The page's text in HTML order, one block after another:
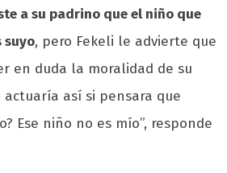
a su padrino que el niño que
suyo, pero Fekeli le advierte que
en duda la moralidad de su
actuaría así si pensara que
Ese niño no es mío”, responde